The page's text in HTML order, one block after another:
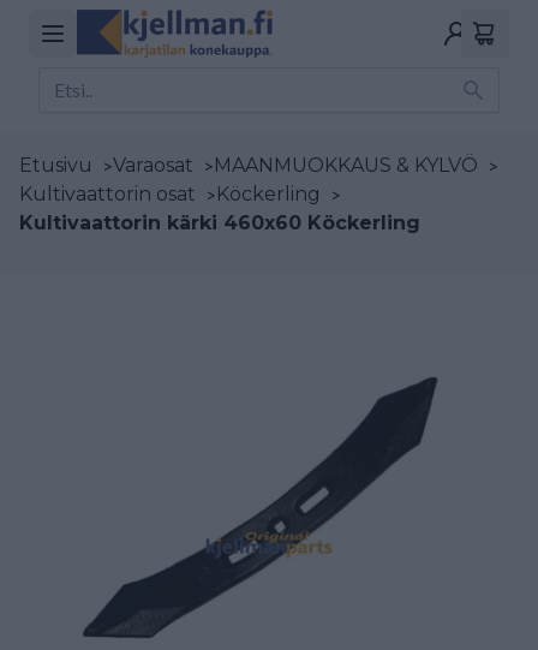
Etusivu >Varaosat >MAANMUOKKAUS & KYLVÖ >
Kultivaattorin osat >Köckerling
>
Kultivaattorin kärki 460x60 Köckerling